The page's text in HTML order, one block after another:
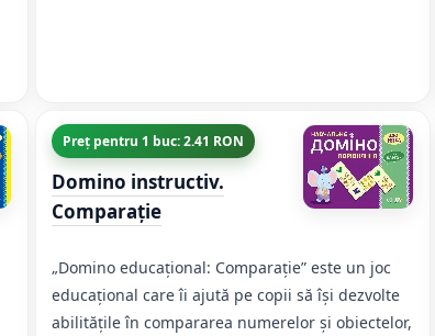
Preț pentru 1 buc: 2.41 RON
Domino instructiv.
Comparație
„Domino educațional: Comparație” este un joc
educațional care îi ajută pe copii să își dezvolte
abilitățile în compararea numerelor și obiectelor,